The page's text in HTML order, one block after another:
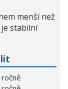
menší než
stabilní